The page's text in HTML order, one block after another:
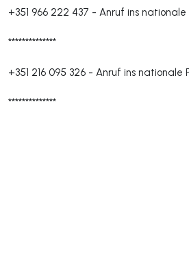
+351 966 222 437 - Anruf ins
**************
+351 216 095 326 - Anruf ins nationale
**************